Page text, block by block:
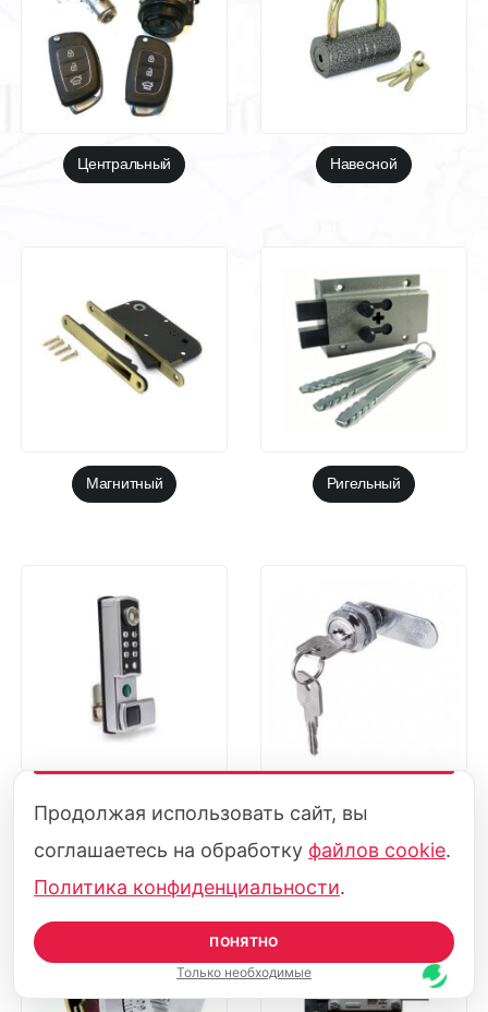
Центральный Навесной
Магнитный Ригельный
Продолжая использовать сайт, вы
соглашаетесь на обработку файлов cookie.
Политика конфиденциальности.
ПОНЯТНО
Только необходимые